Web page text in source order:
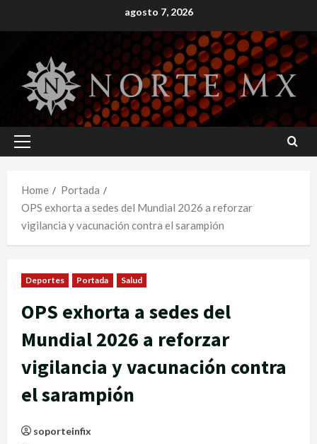
to
agosto 7, 2026
Primary
Home
Portada
OPS exhorta a sedes del Mundial 2026 a reforzar
vigilancia y vacunación contra el sarampión
Deportes Portada Salud
OPS exhorta a sedes del
Mundial 2026 a reforzar
vigilancia y vacunación contra
el sarampión
soporteinfix